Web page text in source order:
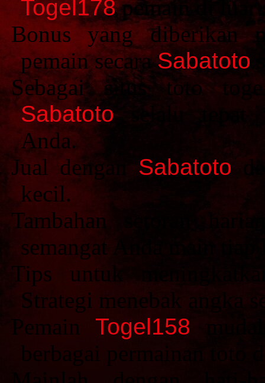
Togel178pemain di luar
Bonus yang diberikan
pemain secaraSabatoto
Sebagai situs toto
Sabatotoselalu tepat
Anda.
Jual dengan Sabatoto
kecil.
Tambahan setoran
semangat Anda main tiap
Tips untuk
Strategi menebak angka
PemainTogel158
berbagai permainan toto